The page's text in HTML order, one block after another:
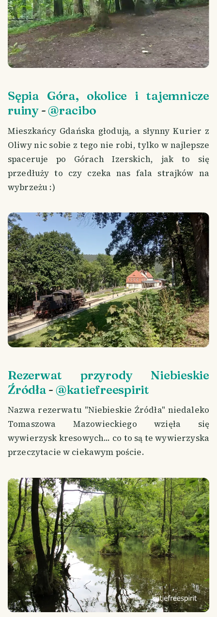
Sępia Góra, okolice i tajemnicze
ruiny-@racibo
Mieszkańcy Gdańska głodują, a słynny Kurier z
Oliwy nic sobie z tego nie robi, tylko w najlepsze
spaceruje po Górach Izerskich, jak to się
przedłuży to czy czeka nas fala strajków na
wybrzeżu :)
Rezerwat przyrody Niebieskie
Źródła - @katiefreespirit
Nazwa rezerwatu "Niebieskie Źródła" niedaleko
Tomaszowa Mazowieckiego wzięła się
wywierzysk kresowych... co to są te wywierzyska
przeczytacie w ciekawym poście.